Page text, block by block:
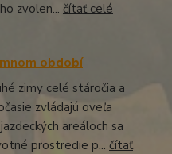
zvolen... čítať celé
období
zimy celé stáročia a
zvládajú oveľa
areáloch sa
prostredie p... čítať